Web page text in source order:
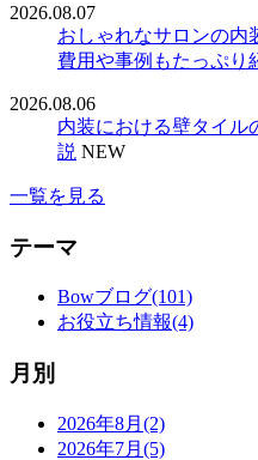
2026.08.07
おしゃれなサロンの内
費用や事例もたっぷり
2026.08.06
内装における壁タイル
説 NEW
一覧を見る
テーマ
Bowブログ(101)
お役立ち情報(4)
月別
2026年8月(2)
2026年7月(5)